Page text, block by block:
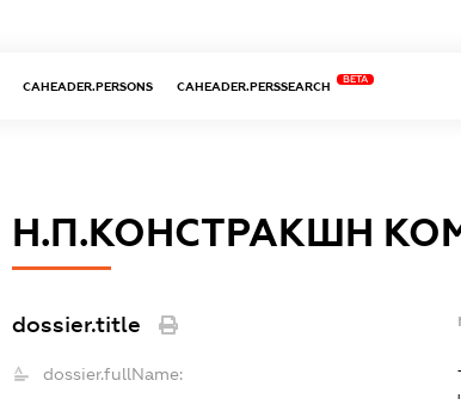
CAHEADER.PERSONS CAHEADER.PERSSEARCH
BETA
Н.П.КОНСТРАКШН
dossier.title
dossier.fullName: